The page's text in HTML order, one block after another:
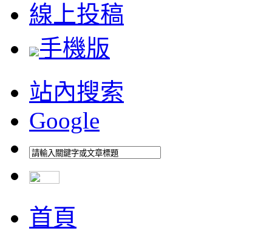
線上投稿
手機版
站內搜索
Google
首頁